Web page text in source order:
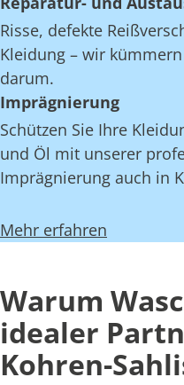
Risse, defekte
Kleidung – wir
darum.
Imprägnierung
Schützen Sie Ihre
und Öl mit unserer
Imprägnierung auch in
Mehr erfahren
Warum
idealer
Kohren-